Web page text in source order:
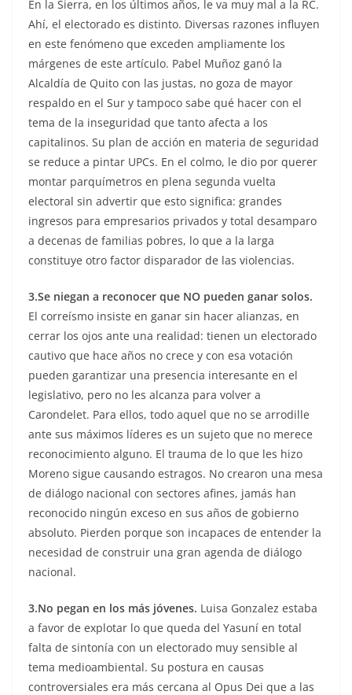
En la Sierra, en los últimos años, le va muy mal a la RC.
Ahí, el electorado es distinto. Diversas razones influyen
en este fenómeno que exceden ampliamente los
márgenes de este artículo. Pabel Muñoz ganó la
Alcaldía de Quito con las justas, no goza de mayor
respaldo en el Sur y tampoco sabe qué hacer con el
tema de la inseguridad que tanto afecta a los
capitalinos. Su plan de acción en materia de seguridad
se reduce a pintar UPCs. En el colmo, le dio por querer
montar parquímetros en plena segunda vuelta
electoral sin advertir que esto significa: grandes
ingresos para empresarios privados y total desamparo
a decenas de familias pobres, lo que a la larga
constituye otro factor disparador de las violencias.
3.Se niegan a reconocer que NO pueden ganar solos.
El correísmo insiste en ganar sin hacer alianzas, en
cerrar los ojos ante una realidad: tienen un electorado
cautivo que hace años no crece y con esa votación
pueden garantizar una presencia interesante en el
legislativo, pero no les alcanza para volver a
Carondelet. Para ellos, todo aquel que no se arrodille
ante sus máximos líderes es un sujeto que no merece
reconocimiento alguno. El trauma de lo que les hizo
Moreno sigue causando estragos. No crearon una mesa
de diálogo nacional con sectores afines, jamás han
reconocido ningún exceso en sus años de gobierno
absoluto. Pierden porque son incapaces de entender la
necesidad de construir una gran agenda de diálogo
nacional.
3.No pegan en los más jóvenes. Luisa Gonzalez estaba
a favor de explotar lo que queda del Yasuní en total
falta de sintonía con un electorado muy sensible al
tema medioambiental. Su postura en causas
controversiales era más cercana al Opus Dei que a las